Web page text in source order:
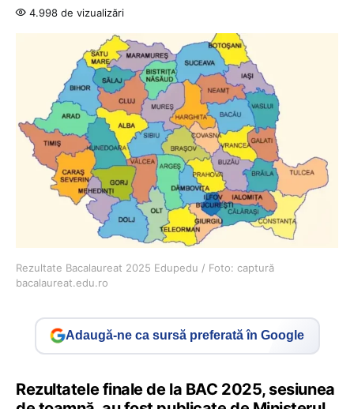
4.998 de vizualizări
Rezultate Bacalaureat 2025 Edupedu / Foto: captură
bacalaureat.edu.ro
Adaugă-ne ca sursă preferată în Google
Rezultatele finale de la BAC 2025, sesiunea